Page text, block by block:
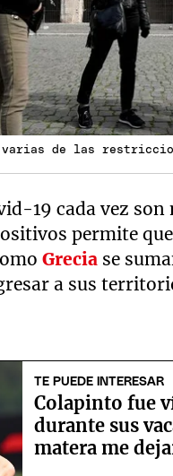
de las
19 cada vez
permite
Grecia se
a sus
TE PUEDE INTERESAR
Colapinto fue
durante sus
matera me